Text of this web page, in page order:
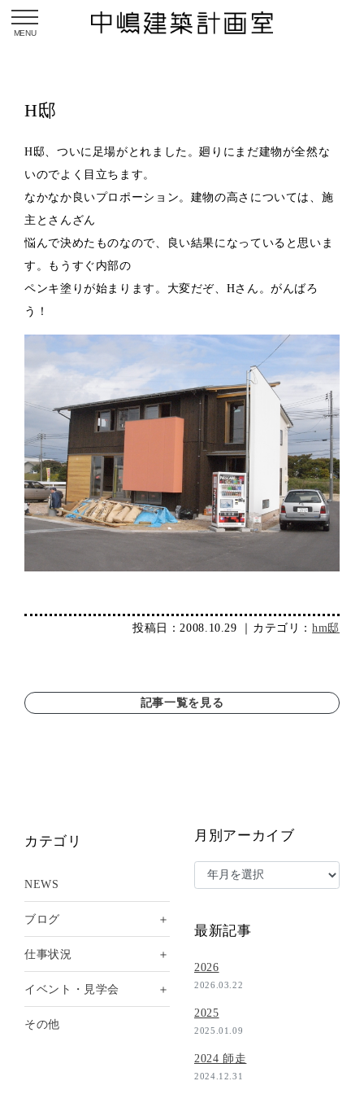
H邸
H邸、ついに足場がとれました。廻りにまだ建物が全然な
いのでよく目立ちます。
なかなか良いプロポーション。建物の高さについては、施
主とさんざん
悩んで決めたものなので、良い結果になっていると思いま
す。もうすぐ内部の
ペンキ塗りが始まります。大変だぞ、Hさん。がんばろ
う！
投稿日：2008.10.29 ｜カテゴリ：hm邸
記事一覧を見る
カテゴリ
NEWS
ブログ ＋
仕事状況 ＋
イベント・見学会 ＋
その他
月別アーカイブ
最新記事
2026
2026.03.22
2025
2025.01.09
2024 師走
2024.12.31
toggle navigation